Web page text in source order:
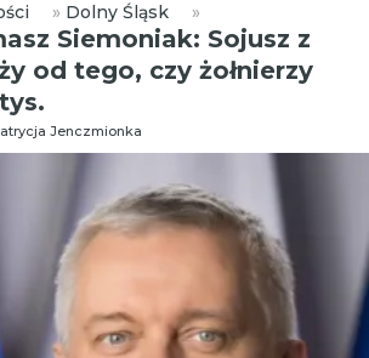
» Dolny Śląsk »
Siemoniak: Sojusz z
od tego, czy żołnierzy
Jenczmionka